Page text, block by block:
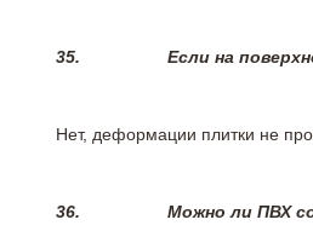
35. Если на
Нет, деформации плитки не
36. Можно ли ПВХ